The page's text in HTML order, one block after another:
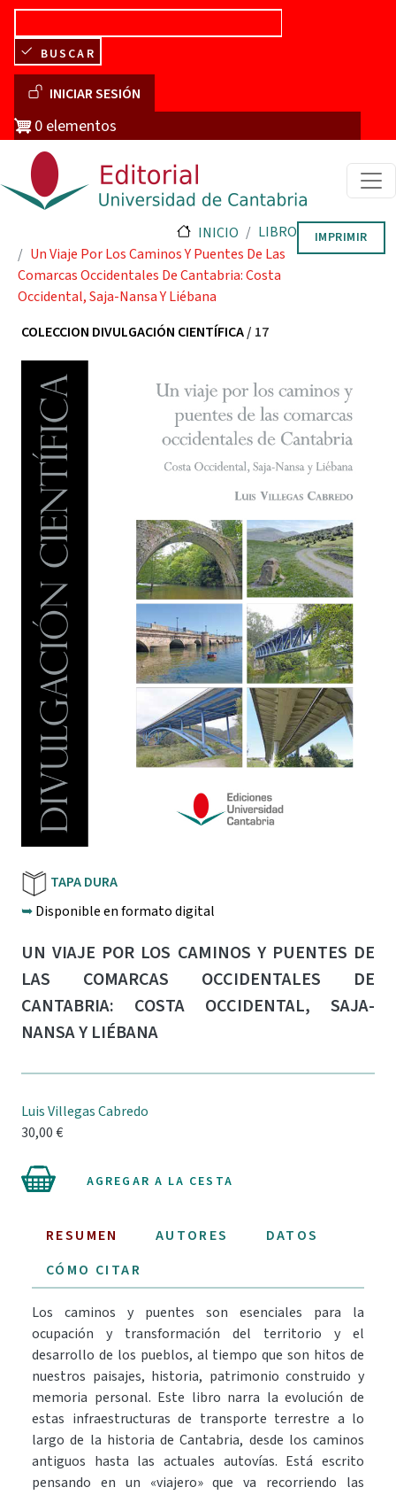
Pasar al contenido principal
BUSCAR
Menú de cuenta de usuario
INICIAR SESIÓN
0 elementos
INICIO
LIBRO
Un Viaje Por Los Caminos Y Puentes De Las
Comarcas Occidentales De Cantabria: Costa
Occidental, Saja-Nansa Y Liébana
IMPRIMIR
COLECCION DIVULGACIÓN CIENTÍFICA/ 17
TAPA DURA
➥Disponible en formato digital
UN VIAJE POR LOS CAMINOS Y PUENTES DE
LAS COMARCAS OCCIDENTALES DE
CANTABRIA: COSTA OCCIDENTAL, SAJA-
NANSA Y LIÉBANA
Luis Villegas Cabredo
30,00 €
AGREGAR A LA CESTA
RESUMEN AUTORES
DATOS
CÓMO CITAR
Los caminos y puentes son esenciales para la
ocupación y transformación del territorio y el
desarrollo de los pueblos, al tiempo que son hitos de
nuestros paisajes, historia, patrimonio construido y
memoria personal. Este libro narra la evolución de
estas infraestructuras de transporte terrestre a lo
largo de la historia de Cantabria, desde los caminos
antiguos hasta las actuales autovías. Está escrito
pensando en un «viajero» que va recorriendo las